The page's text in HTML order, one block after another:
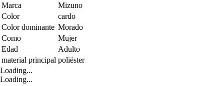
Marca
Mizuno
Color
cardo
Color dominante Morado
Como
Mujer
Edad
Adulto
material principal poliéster
Loading...
Loading...